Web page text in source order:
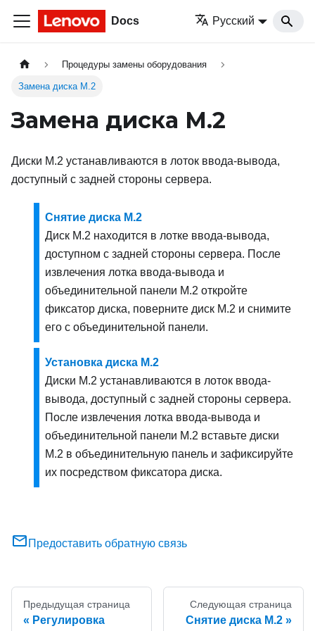
Docs Русский
Процедуры замены оборудования
Замена диска M.2
Замена диска M.2
Диски M.2 устанавливаются в лоток ввода-вывода,
доступный с задней стороны сервера.
Снятие диска M.2
Диск M.2 находится в лотке ввода-вывода,
доступном с задней стороны сервера. После
извлечения лотка ввода-вывода и
объединительной панели M.2 откройте
фиксатор диска, поверните диск M.2 и снимите
его с объединительной панели.
Установка диска M.2
Диски M.2 устанавливаются в лоток ввода-
вывода, доступный с задней стороны сервера.
После извлечения лотка ввода-вывода и
объединительной панели M.2 вставьте диски
M.2 в объединительную панель и зафиксируйте
их посредством фиксатора диска.
Предоставить обратную связь
Предыдущая страница
Регулировка
Следующая страница
Снятие диска M.2